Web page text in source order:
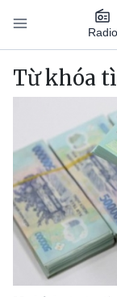
Nhảy đến nội dung
Radio
Main
Từ khóa